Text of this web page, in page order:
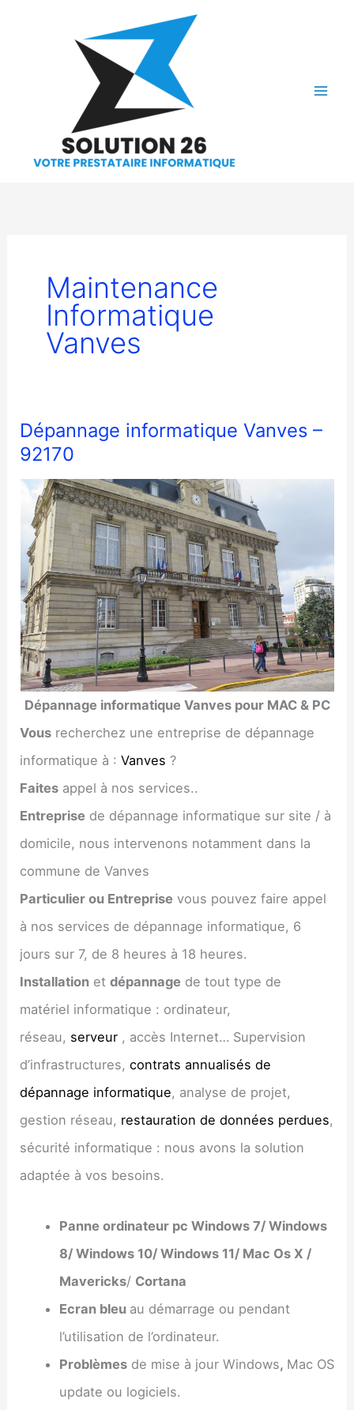
Maintenance
Informatique
Vanves
Dépannage informatique Vanves –
92170
Dépannage informatique Vanves pour MAC & PC
Vous recherchez une entreprise de dépannage
informatique à :Vanves ?
Faites appel à nos services..
Entreprise de dépannage informatique sur site / à
domicile, nous intervenons notamment dans la
commune de Vanves
Particulier ou Entreprise vous pouvez faire appel
à nos services de dépannage informatique, 6
jours sur 7, de 8 heures à 18 heures.
Installation etdépannage de tout type de
matériel informatique : ordinateur,
réseau, serveur , accès Internet… Supervision
d’infrastructures, contrats annualisés de
dépannage informatique, analyse de projet,
gestion réseau, restauration de données perdues,
sécurité informatique : nous avons la solution
adaptée à vos besoins.
Panne ordinateur pc Windows 7/ Windows
8/ Windows 10/ Windows 11/ Mac Os X /
Mavericks/ Cortana
Ecran bleu au démarrage ou pendant
l’utilisation de l’ordinateur.
Problèmesde mise à jour Windows, Mac OS
update ou logiciels.